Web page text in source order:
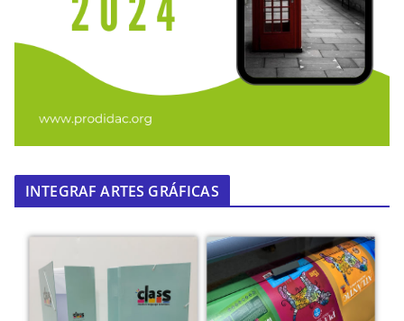
INTEGRAF ARTES GRÁFICAS